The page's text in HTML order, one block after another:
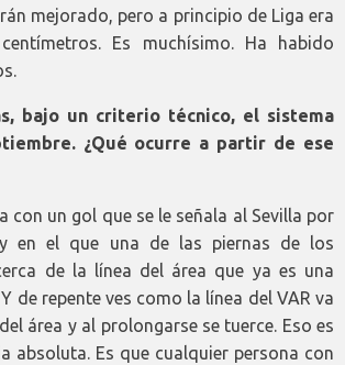
mejorado, pero a principio de Liga era
Es muchísimo. Ha habido
bajo un criterio técnico, el sistema
¿Qué ocurre a partir de ese
con un gol que se le señala al Sevilla por
en el que una de las piernas de los
de la línea del área que ya es una
de repente ves como la línea del VAR va
área y al prolongarse se tuerce. Eso es
absoluta. Es que cualquier persona con